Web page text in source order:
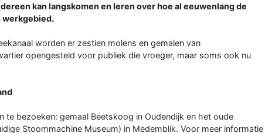
kan langskomen en leren over hoe al eeuwenlang de
werkgebied.
worden er zestien molens en gemalen van
opengesteld voor publiek die vroeger, maar soms ook nu
te bezoeken: gemaal Beetskoog in Oudendijk en het oude
Stoommachine Museum) in Medemblik. Voor meer informatie